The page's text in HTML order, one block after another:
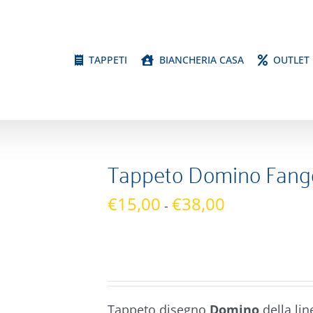
TAPPETI BIANCHERIA CASA OUTLET
Tappeto Domino
€15,00 - €38,00
Tappeto disegno Domino della